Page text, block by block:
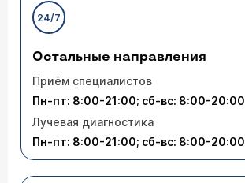
24/7
Остальные направления
Приём специалистов
Пн-пт: 8:00-21:00; сб-вс: 8:00-20:00
Лучевая диагностика
Пн-пт: 8:00-21:00; сб-вс: 8:00-20:00